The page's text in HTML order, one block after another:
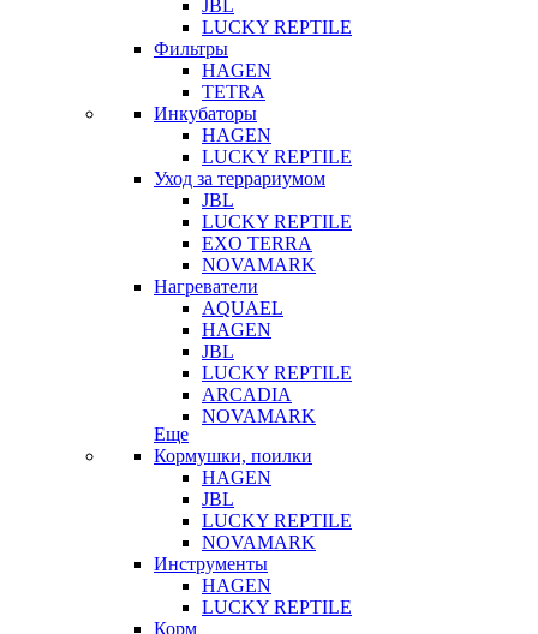
JBL
LUCKY REPTILE
Фильтры
HAGEN
TETRA
Инкубаторы
HAGEN
LUCKY REPTILE
Уход за террариумом
JBL
LUCKY REPTILE
EXO TERRA
NOVAMARK
Нагреватели
AQUAEL
HAGEN
JBL
LUCKY REPTILE
ARCADIA
NOVAMARK
Еще
Кормушки, поилки
HAGEN
JBL
LUCKY REPTILE
NOVAMARK
Инструменты
HAGEN
LUCKY REPTILE
Корм